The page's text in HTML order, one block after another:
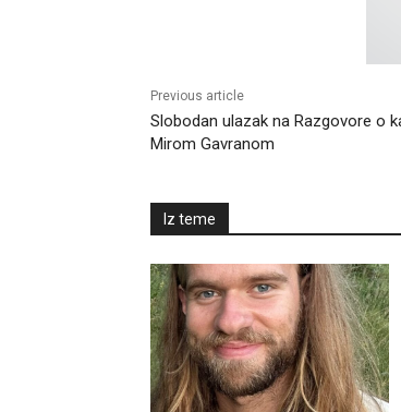
Previous article
Slobodan ulazak na Razgovore o
Mirom Gavranom
Iz teme